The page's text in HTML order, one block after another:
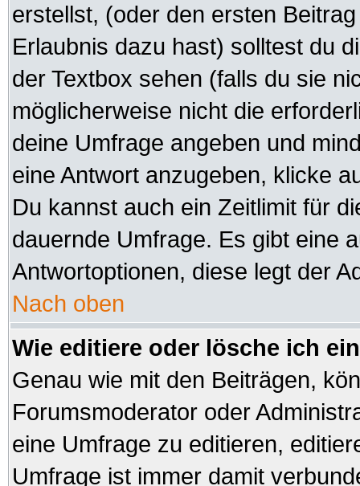
erstellst, (oder den ersten
Erlaubnis dazu hast) solltest du
der Textbox sehen (falls du sie
möglicherweise nicht die
deine Umfrage angeben und
eine Antwort anzugeben, klicke
Du kannst auch ein Zeitlimit für
dauernde Umfrage. Es gibt eine
Antwortoptionen, diese legt der
Nach oben
Wie editiere oder lösche ich
Genau wie mit den Beiträgen,
Forumsmoderator oder
eine Umfrage zu editieren,
Umfrage ist immer damit